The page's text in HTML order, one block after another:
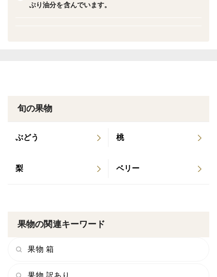
の品種を梱包されるかのご指定はお受けできませんの
ご注文の前に下記注意事項を必ずお読みください。
◎重量・個数、サイズについて
指定はお受けできません。
ぷり油分を含んでいます。
旬の果物
ぶどう 桃
梨 ベリー
果物の関連キーワード
果物 箱
果物 訳あり